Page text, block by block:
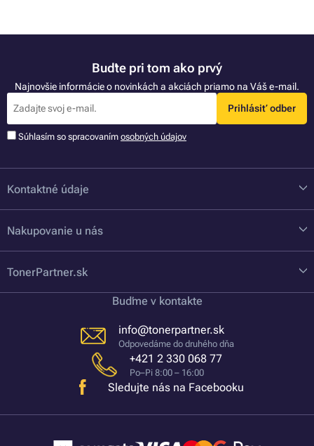
Buďte pri tom ako prvý
Najnovšie informácie o novinkách a akciách priamo na Váš e-mail.
Prihlásiť odber
Súhlasím so spracovaním osobných údajov
Kontaktné údaje
Nakupovanie u nás
TonerPartner.sk
Buďme v kontakte
info@tonerpartner.sk
Odpovedáme do druhého dňa
+421 2 330 068 77
Po–Pi 8:00 – 16:00
Sledujte nás na Facebooku